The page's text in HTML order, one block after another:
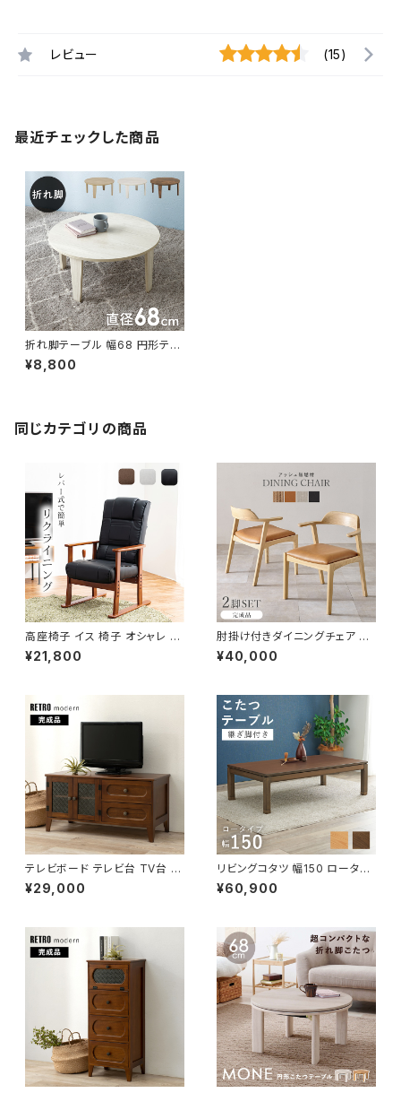
レビュー (15)
最近チェックした商品
折れ脚テーブル 幅68 円形テー
ブル ローテーブル センターテー
ブル リビングテーブル 新生活
¥8,800
同じカテゴリの商品
高座椅子 イス 椅子 オシャレ チ
ェア チェアー リクライニング 無
段階調節
¥21,800
肘掛け付きダイニングチェア 完
成品 2脚セット チェア チェアー
イス 椅子 リビング ダイニング
¥40,000
テレビボード テレビ台 TV台 リ
ビングボード レトロ 幅90 奥行
40 高さ45
¥29,000
リビングコタツ 幅150 ロータイ
プ 継脚付き こたつ カジュアルコ
タツ こたつテーブル ローテーブ
¥60,900